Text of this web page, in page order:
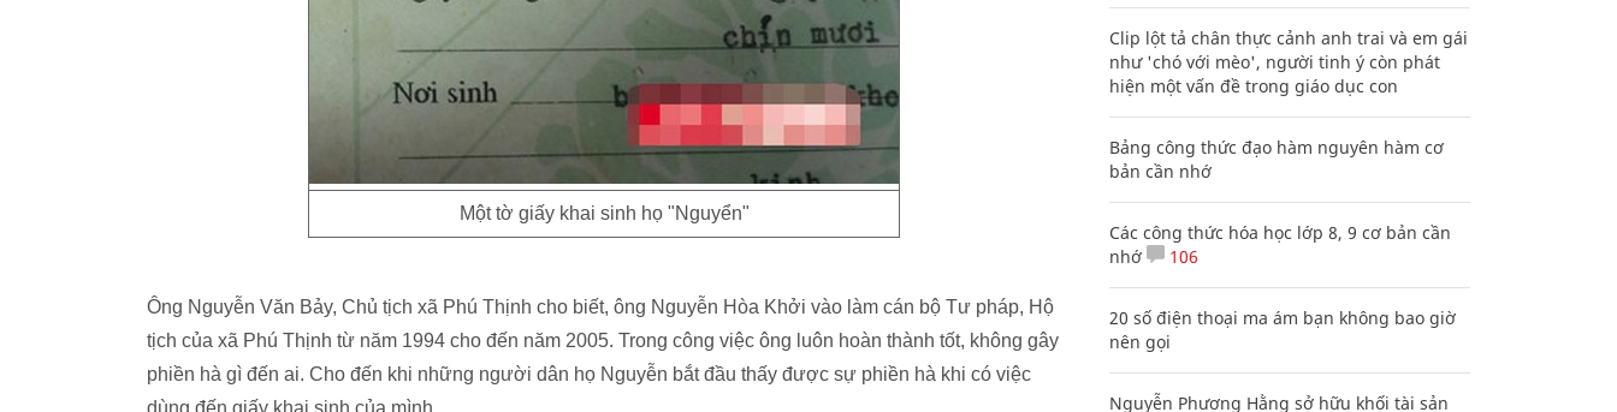
Một tờ giấy khai sinh họ "Nguyển"
Ông Nguyễn Văn Bảy, Chủ tịch xã Phú Thịnh cho biết, ông Nguyễn Hòa Khởi vào làm cán bộ Tư pháp, Hộ
tịch của xã Phú Thịnh từ năm 1994 cho đến năm 2005. Trong công việc ông luôn hoàn thành tốt, không gây
phiền hà gì đến ai. Cho đến khi những người dân họ Nguyễn bắt đầu thấy được sự phiền hà khi có việc
dùng đến giấy khai sinh của mình.
Clip lột tả chân thực cảnh anh trai và em gái
như 'chó với mèo', người tinh ý còn phát
hiện một vấn đề trong giáo dục con
Bảng công thức đạo hàm nguyên hàm cơ
bản cần nhớ
Các công thức hóa học lớp 8, 9 cơ bản cần
nhớ
106
20 số điện thoại ma ám bạn không bao giờ
nên gọi
Nguyễn Phương Hằng sở hữu khối tài sản